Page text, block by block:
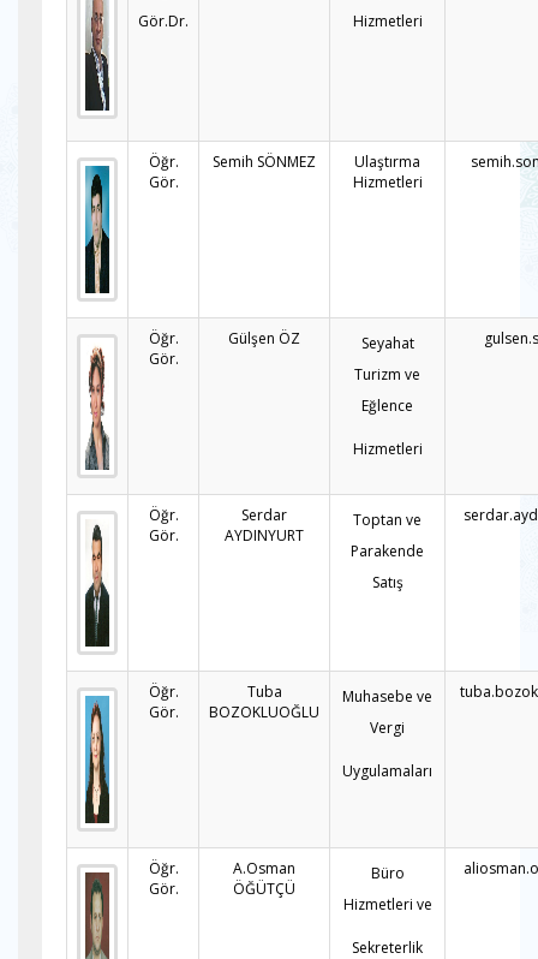
Gör.Dr.
Hizmetleri
Öğr.
Gör.
Semih SÖNMEZ
Ulaştırma
Hizmetleri
Öğr.
Gör.
Gülşen ÖZ
Seyahat
Turizm ve
Eğlence
Hizmetleri
Öğr.
Gör.
Serdar
AYDINYURT
Toptan ve
Parakende
Satış
Öğr.
Gör.
Tuba
BOZOKLUOĞLU
Muhasebe ve
Vergi
Uygulamaları
Öğr.
Gör.
A.Osman
ÖĞÜTÇÜ
Büro
Hizmetleri ve
Sekreterlik